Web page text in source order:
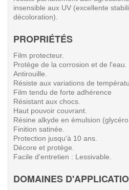
insensible aux UV (excellente
décoloration).
PROPRIÉTÉS
Film protecteur.
Protège de la corrosion et de l'eau.
Antirouille.
Résiste aux variations de
Film tendu de forte adhérence
Résistant aux chocs.
Haut pouvoir couvrant.
Résine alkyde en émulsion (glycéro
Finition satinée.
Protection jusqu'à 10 ans.
Décore et protège.
Facile d'entretien : Lessivable.
DOMAINES